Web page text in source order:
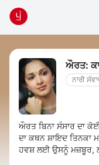
ਔਰਤ:
ਨਾਰੀ
ਔਰਤ ਬਿਨਾ ਸੰਸਾਰ ਦਾ
ਦਾ ਕਥਨ ਸ਼ਾਇਦ ਤਿਨਕਾ
ਹਵਸ਼ ਲਈ ਉਸਨੂੰ ਮਜ਼ਬੂਰ,